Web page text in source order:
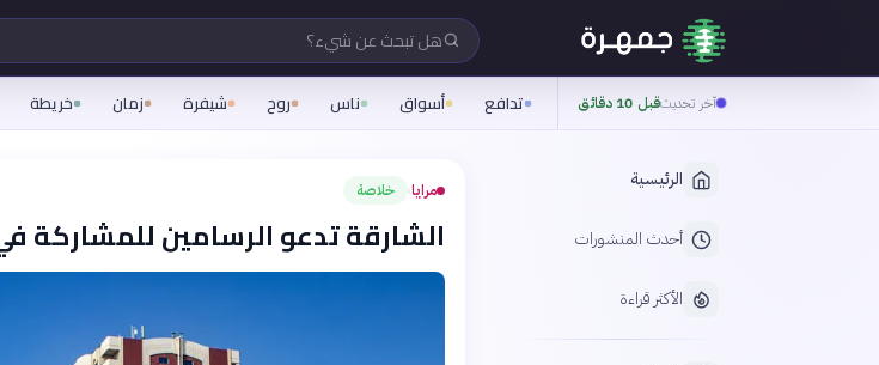
هل تبحث عن شيء؟
آخر تحديثقبل 10 دقائق تدافع أسواق ناس روح شيفرة زمان خريطة
الرئيسية
أحدث المنشورات
الأكثر قراءة
مرايا› خلاصة
الشارقة تدعو الرسامين للمشاركة